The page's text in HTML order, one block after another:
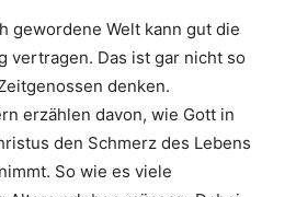
gewordene Welt kann gut die
vertragen. Das ist gar nicht so
denken.
erzählen davon, wie Gott in
den Schmerz des Lebens
So wie es viele